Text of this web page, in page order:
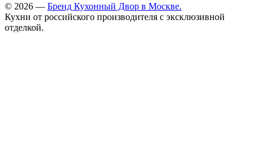
© 2026 — Бренд Кухонный Двор в Москве.
Кухни от российского производителя с эксклюзивной
отделкой.